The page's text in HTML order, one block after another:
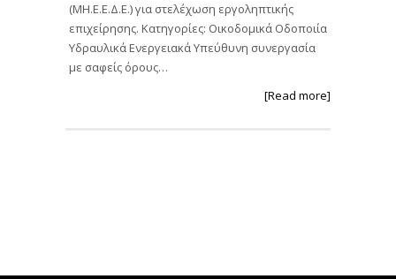
(ΜΗ.Ε.Ε.Δ.Ε.) για στελέχωση εργοληπτικής
επιχείρησης. Κατηγορίες: Οικοδομικά Οδοποιία
Υδραυλικά Ενεργειακά Υπεύθυνη συνεργασία
με σαφείς όρους…
[Read more]